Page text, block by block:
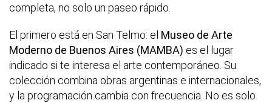
completa, no solo un paseo rápido.
El primero está en San Telmo: el Museo de Arte
Moderno de Buenos Aires (MAMBA) es el lugar
indicado si te interesa el arte contemporáneo. Su
colección combina obras argentinas e internacionales,
y la programación cambia con frecuencia. No es solo